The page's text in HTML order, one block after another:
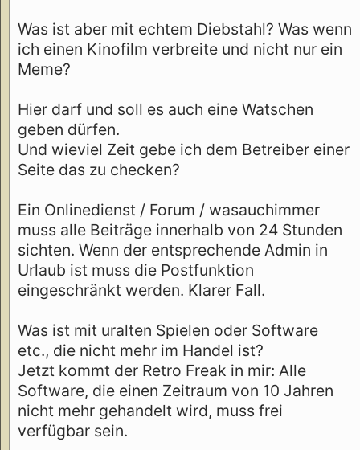
Was ist aber mit echtem Diebstahl? Was wenn
ich einen Kinofilm verbreite und nicht nur ein
Meme?
Hier darf und soll es auch eine Watschen
geben dürfen.
Und wieviel Zeit gebe ich dem Betreiber einer
Seite das zu checken?
Ein Onlinedienst / Forum / wasauchimmer
muss alle Beiträge innerhalb von 24 Stunden
sichten. Wenn der entsprechende Admin in
Urlaub ist muss die Postfunktion
eingeschränkt werden. Klarer Fall.
Was ist mit uralten Spielen oder Software
etc., die nicht mehr im Handel ist?
Jetzt kommt der Retro Freak in mir: Alle
Software, die einen Zeitraum von 10 Jahren
nicht mehr gehandelt wird, muss frei
verfügbar sein.